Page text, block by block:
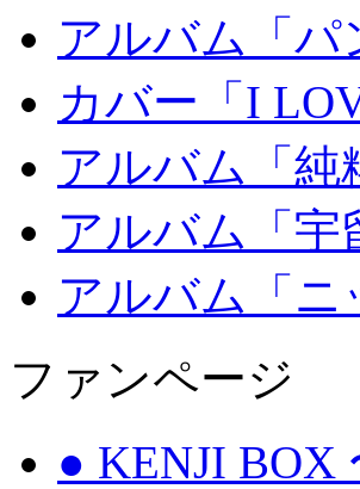
アルバム「
カバー「I
アルバム「純
アルバム「宇
アルバム「
ファンページ
● KENJI BOX